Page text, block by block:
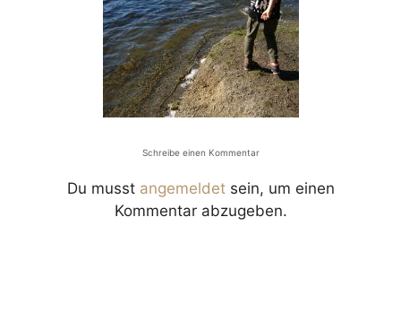
Schreibe einen Kommentar
Du musst angemeldetsein, um einen
Kommentar abzugeben.